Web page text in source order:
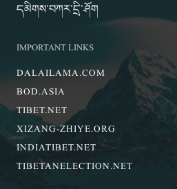
དམིགས་བཀར་དྲི་ཤོག
IMPORTANT LINKS
DALAILAMA.COM
BOD.ASIA
TIBET.NET
XIZANG-ZHIYE.ORG
INDIATIBET.NET
TIBETANELECTION.NET